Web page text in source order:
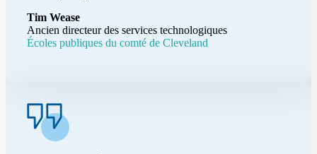
Tim Wease
Ancien directeur des services technologiques
Écoles publiques du comté de Cleveland